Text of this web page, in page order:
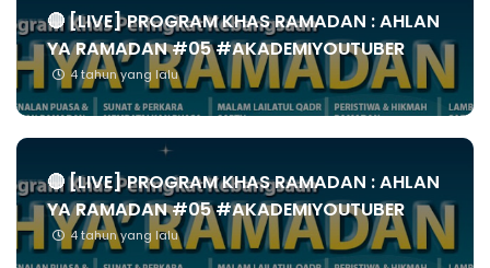
🔴 [LIVE] PROGRAM KHAS RAMADAN : AHLAN
YA RAMADAN #05 #AKADEMIYOUTUBER
4 tahun yang lalu
🔴 [LIVE] PROGRAM KHAS RAMADAN : AHLAN
YA RAMADAN #05 #AKADEMIYOUTUBER
4 tahun yang lalu